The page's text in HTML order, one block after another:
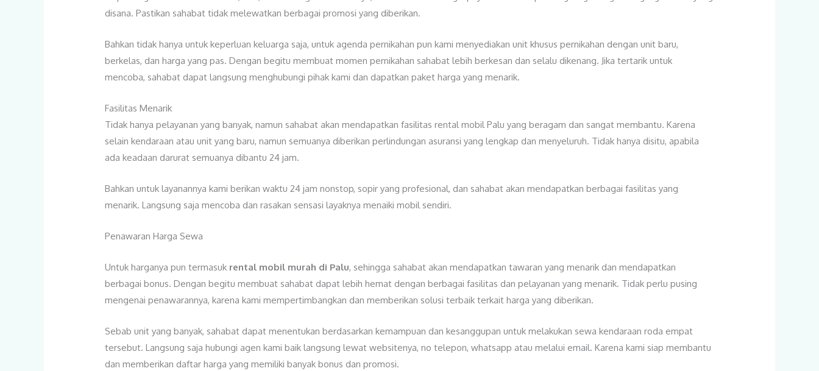
disana. Pastikan sahabat tidak melewatkan berbagai promosi yang diberikan.
Bahkan tidak hanya untuk keperluan keluarga saja, untuk agenda pernikahan pun kami menyediakan unit khusus pernikahan dengan unit baru,
berkelas, dan harga yang pas. Dengan begitu membuat momen pernikahan sahabat lebih berkesan dan selalu dikenang. Jika tertarik untuk
mencoba, sahabat dapat langsung menghubungi pihak kami dan dapatkan paket harga yang menarik.
Fasilitas Menarik
Tidak hanya pelayanan yang banyak, namun sahabat akan mendapatkan fasilitas rental mobil Palu yang beragam dan sangat membantu. Karena
selain kendaraan atau unit yang baru, namun semuanya diberikan perlindungan asuransi yang lengkap dan menyeluruh. Tidak hanya disitu, apabila
ada keadaan darurat semuanya dibantu 24 jam.
Bahkan untuk layanannya kami berikan waktu 24 jam nonstop, sopir yang profesional, dan sahabat akan mendapatkan berbagai fasilitas yang
menarik. Langsung saja mencoba dan rasakan sensasi layaknya menaiki mobil sendiri.
Penawaran Harga Sewa
Untuk harganya pun termasuk rental mobil murah di Palu, sehingga sahabat akan mendapatkan tawaran yang menarik dan mendapatkan
berbagai bonus. Dengan begitu membuat sahabat dapat lebih hemat dengan berbagai fasilitas dan pelayanan yang menarik. Tidak perlu pusing
mengenai penawarannya, karena kami mempertimbangkan dan memberikan solusi terbaik terkait harga yang diberikan.
Sebab unit yang banyak, sahabat dapat menentukan berdasarkan kemampuan dan kesanggupan untuk melakukan sewa kendaraan roda empat
tersebut. Langsung saja hubungi agen kami baik langsung lewat websitenya, no telepon, whatsapp atau melalui email. Karena kami siap membantu
dan memberikan daftar harga yang memiliki banyak bonus dan promosi.